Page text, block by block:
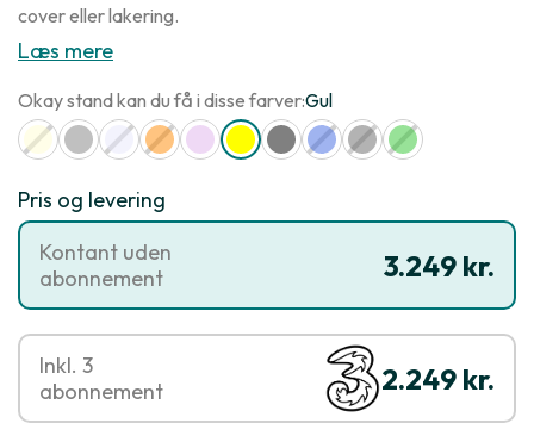
cover eller lakering.
Læs mere
Okay stand kan du få i disse farver:Gul
Pris og levering
3.249 kr.
Kontant uden
abonnement
2.249 kr.
Inkl. 3
abonnement